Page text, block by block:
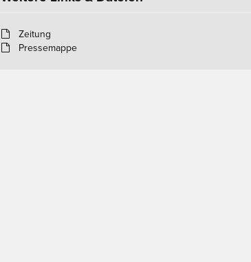
Zeitung
Pressemappe